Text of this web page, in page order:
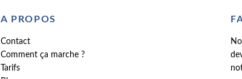
A PROPOS
Contact
Comment ça marche ?
Tarifs